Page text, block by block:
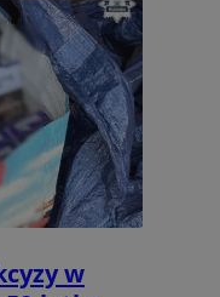
w